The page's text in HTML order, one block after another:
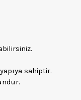
sahiptir.